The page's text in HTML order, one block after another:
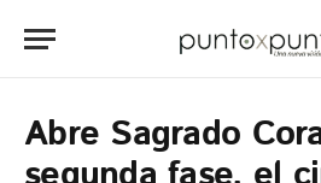
Abre Sagrado